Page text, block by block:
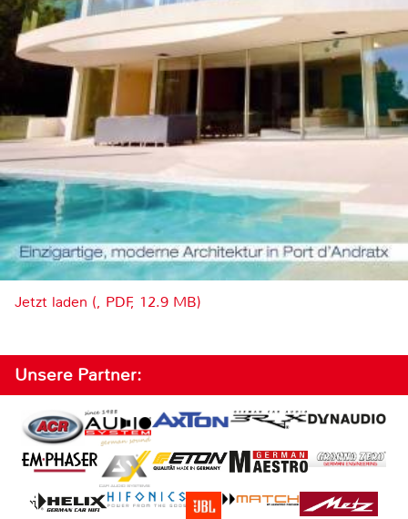
Jetzt laden (, PDF, 12.9 MB)
Unsere Partner: